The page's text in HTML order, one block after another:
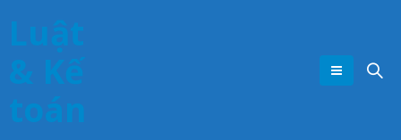
Luật
& Kế
toán